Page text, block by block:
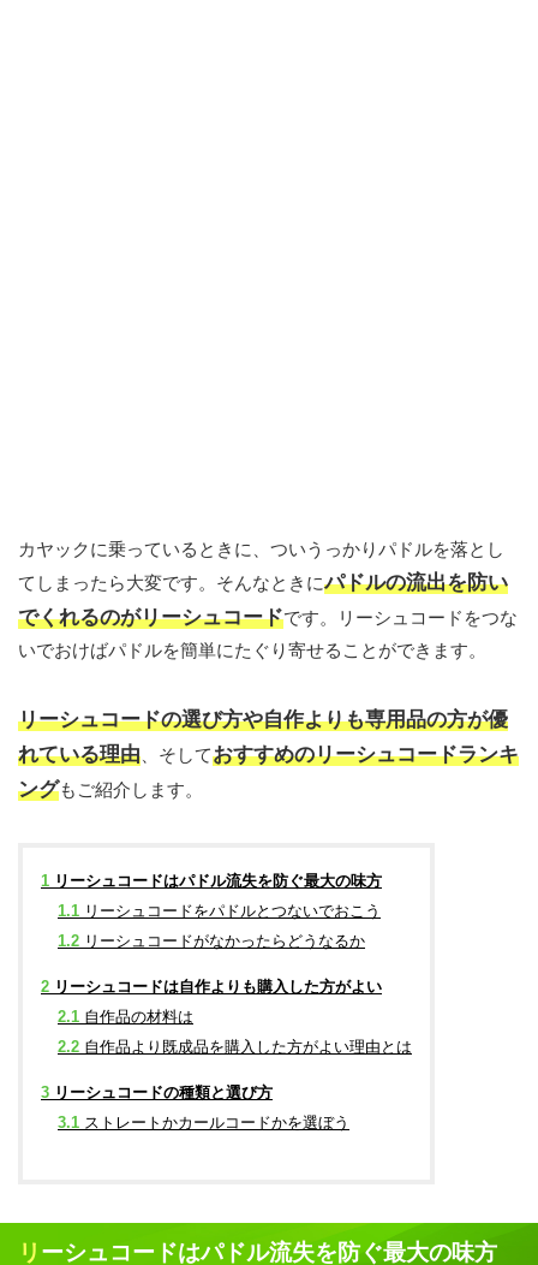
カヤックに乗っているときに、ついうっかりパドルを落とし
てしまったら大変です。そんなときにパドルの流出を防い
でくれるのがリーシュコードです。リーシュコードをつな
いでおけばパドルを簡単にたぐり寄せることができます。
リーシュコードの選び方や自作よりも専用品の方が優
れている理由 、そしておすすめのリーシュコードランキ
ングもご紹介します。
1 リーシュコードはパドル流失を防ぐ最大の味方
1.1 リーシュコードをパドルとつないでおこう
1.2 リーシュコードがなかったらどうなるか
2 リーシュコードは自作よりも購入した方がよい
2.1 自作品の材料は
2.2 自作品より既成品を購入した方がよい理由とは
3 リーシュコードの種類と選び方
3.1 ストレートかカールコードかを選ぼう
リーシュコードはパドル流失を防ぐ最大の味方